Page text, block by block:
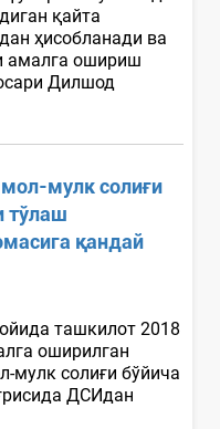
қайта
ҳисобланади ва
амалга ошириш
Дилшод
мулк солиғи
тўлаш
қандай
ташкилот 2018
оширилган
мулк солиғи бўйича
ДСИдан